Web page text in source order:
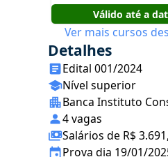
Válido até a
Ver mais cursos
Detalhes
Edital 001/2024
Nível superior
Banca Instituto
4 vagas
Salários de R$
Prova dia 19/01/